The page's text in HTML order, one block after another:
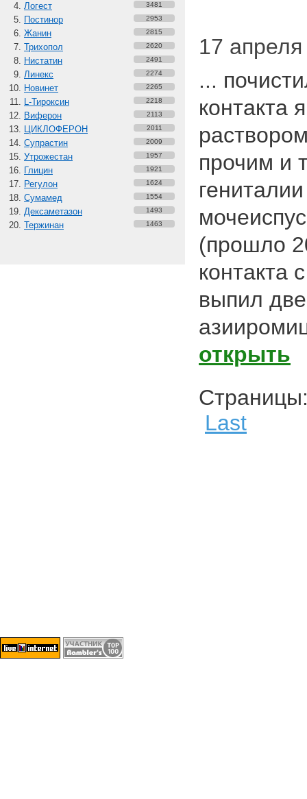
Логест 3481
Постинор 2953
Жанин 2815
Трихопол 2620
Нистатин 2491
Линекс 2274
Новинет 2265
L-Тироксин 2218
Виферон 2113
ЦИКЛОФЕРОН 2011
Супрастин 2009
Утрожестан 1957
Глицин 1921
Регулон 1624
Сумамед 1554
Дексаметазон 1493
Тержинан 1463
17
...
контакта
прочим и
(прошло
контакта
выпил
открыть
Last